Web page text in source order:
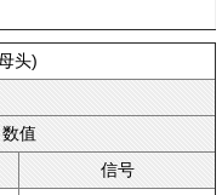
头)
数值
信号